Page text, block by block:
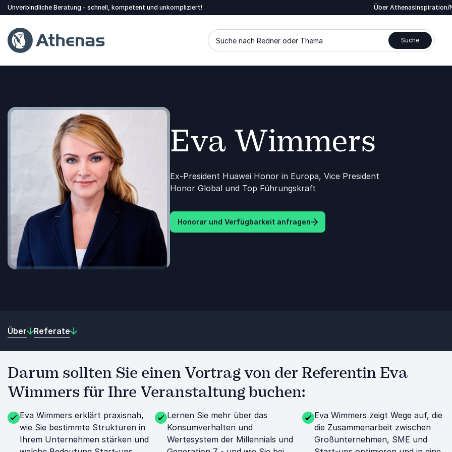
Unverbindliche Beratung - schnell, kompetent und unkompliziert! Über AthenasInspiration/
Suche nach Redner oder Thema Suche
Eva Wimmers
Ex-President Huawei Honor in Europa, Vice President
Honor Global und Top Führungskraft
Honorar und Verfügbarkeit anfragen
Über Referate
Darum sollten Sie einen Vortrag von der Referentin Eva
Wimmers für Ihre Veranstaltung buchen:
Eva Wimmers erklärt praxisnah,
wie Sie bestimmte Strukturen in
Ihrem Unternehmen stärken und
Lernen Sie mehr über das
Konsumverhalten und
Wertesystem der Millennials und
Eva Wimmers zeigt Wege auf, die
die Zusammenarbeit zwischen
Großunternehmen, SME und